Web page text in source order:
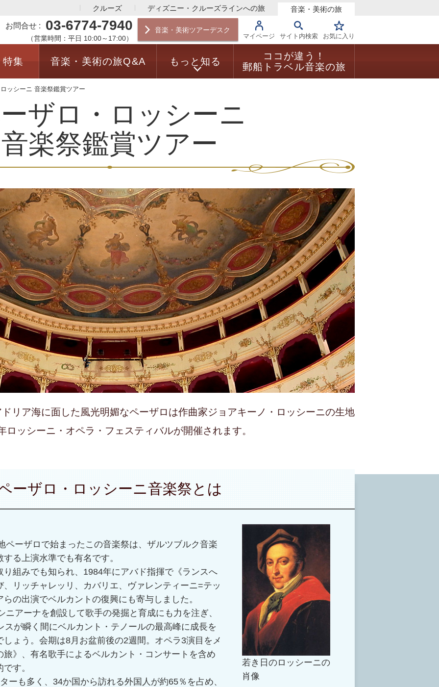
クルーズ ディズニー・クルーズラインへの旅 音楽・美術の旅
お気に入り
サイト内検索
マイページ
お問合せ 03-6774-7940
（営業時間：平日 10:00～17:00）
音楽・美術ツアーデスク
特集 音楽・美術の旅Q&A もっと知る
ココが違う！
郵船トラベル音楽の旅
ッシーニ 音楽祭鑑賞ツアー
ザロ・ロッシーニ
音楽祭鑑賞ツアー
リア海に面した風光明媚なペーザロは作曲家ジョアキーノ・ロッシーニの生地
ロッシーニ・オペラ・フェスティバルが開催されます。
ーザロ・ロッシーニ音楽祭とは
若き日のロッシーニの
肖像
ペーザロで始まったこの音楽祭は、ザルツブルク音楽
る上演水準でも有名です。
組みでも知られ、1984年にアバド指揮で《ランスへ
リッチャレッリ、カバリエ、ヴァレンティーニ=テッ
の出演でベルカントの復興にも寄与しました。
アーナを創設して歌手の発掘と育成にも力を注ぎ、
スが瞬く間にベルカント・テノールの最高峰に成長を
ょう。会期は8月お盆前後の2週間。オペラ3演目をメ
》、有名歌手によるベルカント・コンサートを含め
す。
ーも多く、34か国から訪れる外国人が約65％を占め、